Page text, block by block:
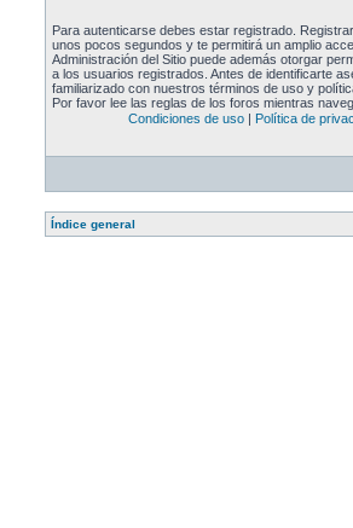
Para autenticarse debes estar registrado.
unos pocos segundos y te permitirá un amplio
Administración del Sitio puede además otorgar
a los usuarios registrados. Antes de identificarte
familiarizado con nuestros términos de uso y
Por favor lee las reglas de los foros mientras
Condiciones de uso | Política de
Índice general